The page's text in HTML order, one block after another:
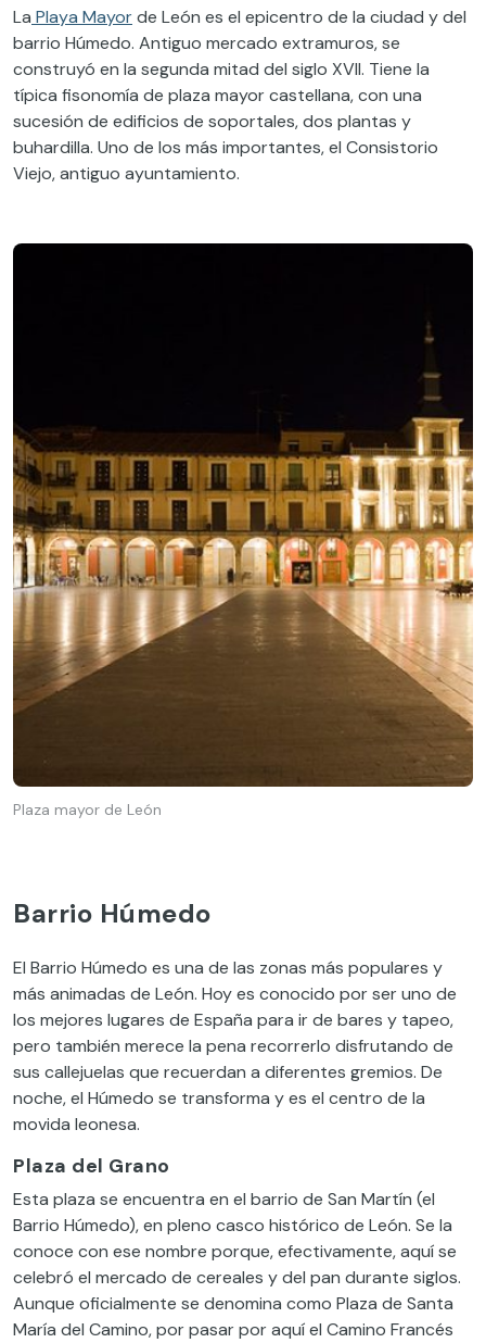
La Playa Mayorde León es el epicentro de la ciudad y del
barrio Húmedo. Antiguo mercado extramuros, se
construyó en la segunda mitad del siglo XVII. Tiene la
típica fisonomía de plaza mayor castellana, con una
sucesión de edificios de soportales, dos plantas y
buhardilla. Uno de los más importantes, el Consistorio
Viejo, antiguo ayuntamiento.
Plaza mayor de León
Barrio Húmedo
El Barrio Húmedo es una de las zonas más populares y
más animadas de León. Hoy es conocido por ser uno de
los mejores lugares de España para ir de bares y tapeo,
pero también merece la pena recorrerlo disfrutando de
sus callejuelas que recuerdan a diferentes gremios. De
noche, el Húmedo se transforma y es el centro de la
movida leonesa.
Plaza del Grano
Esta plaza se encuentra en el barrio de San Martín (el
Barrio Húmedo), en pleno casco histórico de León. Se la
conoce con ese nombre porque, efectivamente, aquí se
celebró el mercado de cereales y del pan durante siglos.
Aunque oficialmente se denomina como Plaza de Santa
María del Camino, por pasar por aquí el Camino Francés